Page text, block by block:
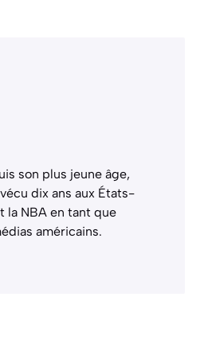
son plus jeune âge,
dix ans aux États-
la NBA en tant que
américains.